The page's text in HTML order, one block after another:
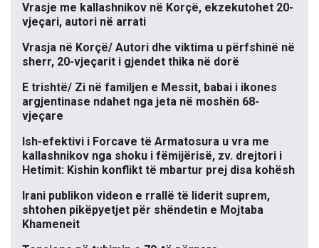
Vrasje me kallashnikov në Korçë, ekzekutohet 20-
vjeçari, autori në arrati
Vrasja në Korçë/ Autori dhe viktima u përfshinë në
sherr, 20-vjeçarit i gjendet thika në dorë
E trishtë/ Zi në familjen e Messit, babai i ikones
argjentinase ndahet nga jeta në moshën 68-
vjeçare
Ish-efektivi i Forcave të Armatosura u vra me
kallashnikov nga shoku i fëmijërisë, zv. drejtori i
Hetimit: Kishin konflikt të mbartur prej disa kohësh
Irani publikon videon e rrallë të liderit suprem,
shtohen pikëpyetjet për shëndetin e Mojtaba
Khameneit